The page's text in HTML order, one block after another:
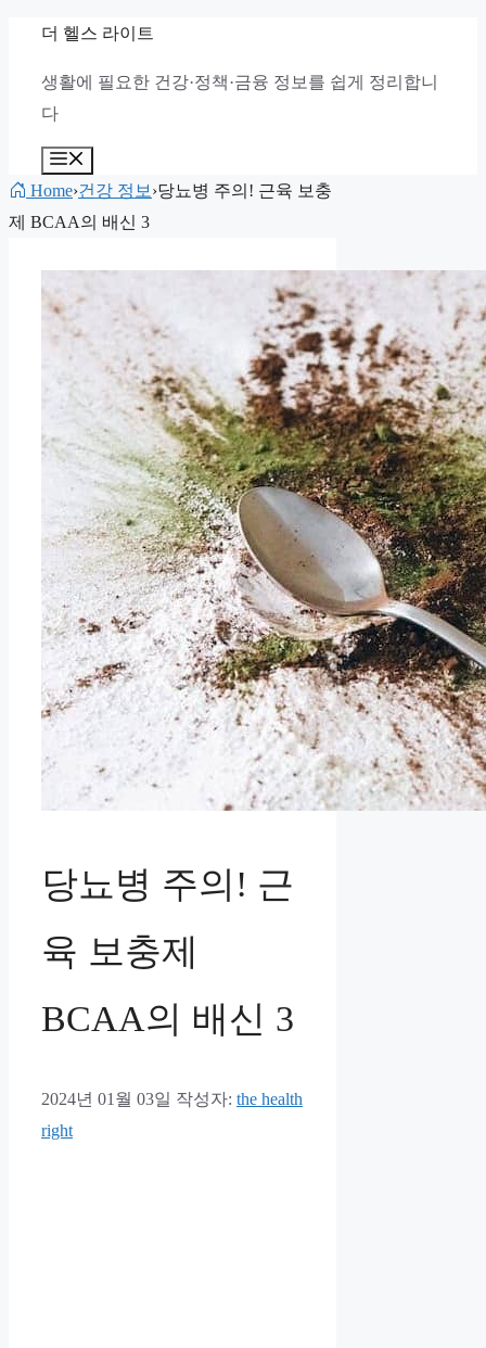
너
뛰
더 헬스 라이트
생활에 필요한 건강·정책·금융 정보를 쉽게 정리합니
다
뉴
Home›건강 정보 ›당뇨병 주의! 근육 보충
제 BCAA의 배신 3
당뇨병 주의! 근
육 보충제
BCAA의 배신 3
2024년 01월 03일 작성자: the health
right